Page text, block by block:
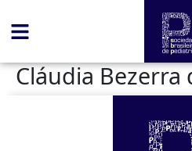
Cláudia Bezerra